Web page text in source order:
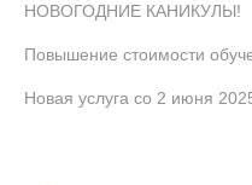
НОВОГОДНИЕ КАНИКУЛЫ!
Повышение стоимости
Новая услуга со 2 июня